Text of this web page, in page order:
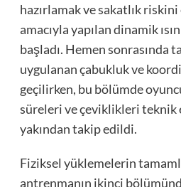
hazırlamak ve sakatlık
amacıyla yapılan dinamik
başladı. Hemen sonrasında
uygulanan çabukluk ve
geçilirken, bu bölümde
süreleri ve çeviklikleri teknik
yakından takip edildi.
Fiziksel yüklemelerin
antrenmanın ikinci